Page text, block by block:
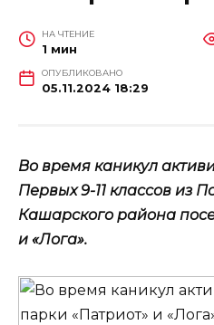
НА ЧТЕНИЕ
1 мин
ОПУБЛИКОВАНО
05.11.2024 18:29
Во время каникул
Первых 9-11 классов из
Кашарского района
и «Лога».